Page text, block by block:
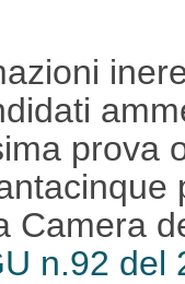
prova
Camera
n.92 del